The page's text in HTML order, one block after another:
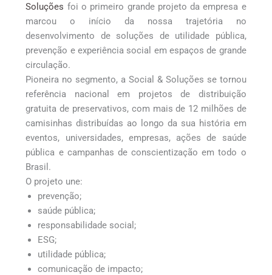
Soluções foi o primeiro grande projeto da empresa e
marcou o início da nossa trajetória no
desenvolvimento de soluções de utilidade pública,
prevenção e experiência social em espaços de grande
circulação.
Pioneira no segmento, a Social & Soluções se tornou
referência nacional em projetos de distribuição
gratuita de preservativos, com mais de 12 milhões de
camisinhas distribuídas ao longo da sua história em
eventos, universidades, empresas, ações de saúde
pública e campanhas de conscientização em todo o
Brasil.
O projeto une:
prevenção;
saúde pública;
responsabilidade social;
ESG;
utilidade pública;
comunicação de impacto;